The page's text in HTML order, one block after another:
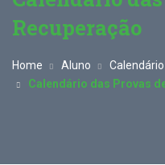
Recuperação
Home Aluno
Calendário das Provas